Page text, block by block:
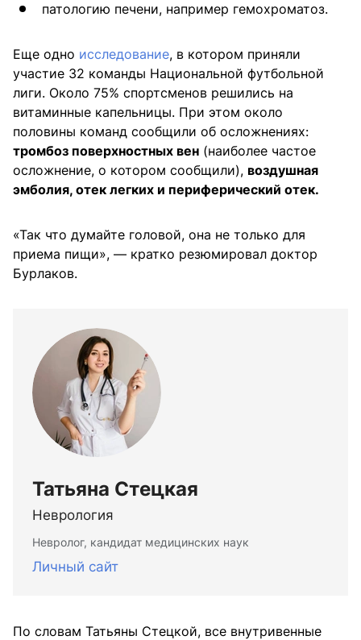
патологию печени, например гемохроматоз.
Еще одно исследование, в котором приняли
участие 32 команды Национальной футбольной
лиги. Около 75% спортсменов решились на
витаминные капельницы. При этом около
половины команд сообщили об осложнениях:
тромбоз поверхностных вен (наиболее частое
осложнение, о котором сообщили), воздушная
эмболия, отек легких и периферический отек.
«Так что думайте головой, она не только для
приема пищи», — кратко резюмировал доктор
Бурлаков.
Татьяна Стецкая
Неврология
Невролог, кандидат медицинских наук
Личный сайт
По словам Татьяны Стецкой, все внутривенные